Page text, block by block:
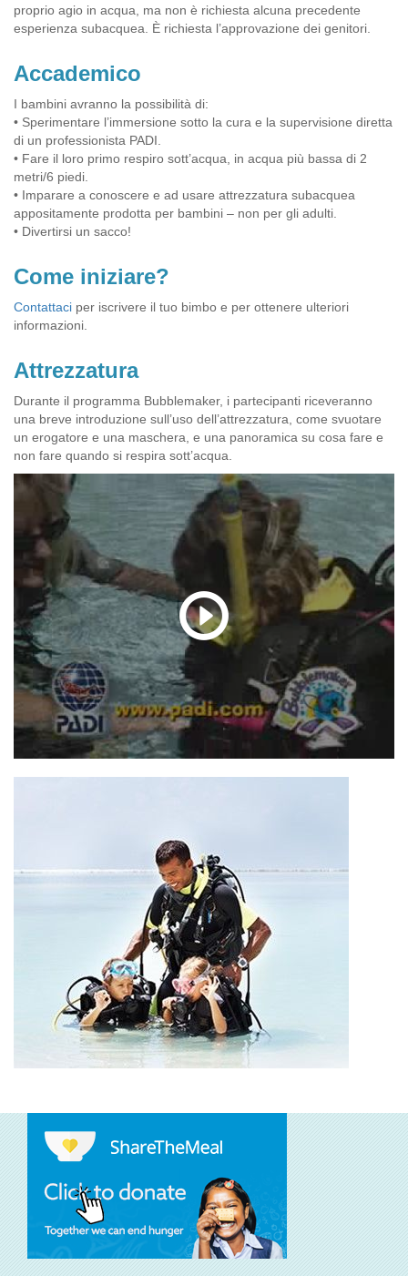
proprio agio in acqua, ma non è richiesta alcuna precedente
esperienza subacquea. È richiesta l’approvazione dei genitori.
Accademico
I bambini avranno la possibilità di:
• Sperimentare l’immersione sotto la cura e la supervisione diretta
di un professionista PADI.
• Fare il loro primo respiro sott’acqua, in acqua più bassa di 2
metri/6 piedi.
• Imparare a conoscere e ad usare attrezzatura subacquea
appositamente prodotta per bambini – non per gli adulti.
• Divertirsi un sacco!
Come iniziare?
Contattaci per iscrivere il tuo bimbo e per ottenere ulteriori
informazioni.
Attrezzatura
Durante il programma Bubblemaker, i partecipanti riceveranno
una breve introduzione sull’uso dell’attrezzatura, come svuotare
un erogatore e una maschera, e una panoramica su cosa fare e
non fare quando si respira sott’acqua.